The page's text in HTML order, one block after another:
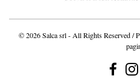
© 2026 Salca srl - All Rights Reserved /